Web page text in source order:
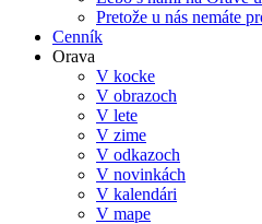
Pretože u nás nemáte
Cenník
Orava
V kocke
V obrazoch
V lete
V zime
V odkazoch
V novinkách
V kalendári
V mape